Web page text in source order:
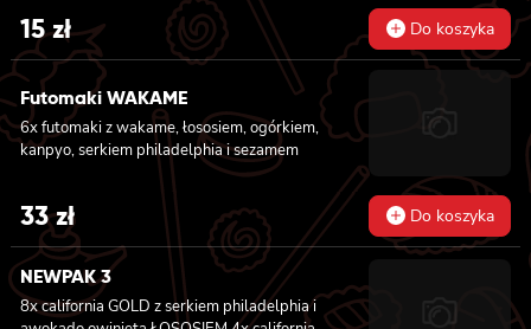
15zł Do koszyka
Futomaki WAKAME
6x futomaki z wakame, łososiem, ogórkiem,
kanpyo, serkiem philadelphia i sezamem
33zł Do koszyka
NEWPAK 3
8x california GOLD z serkiem philadelphia i